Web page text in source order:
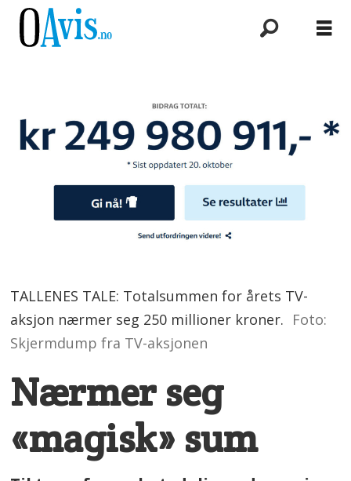
TALLENES TALE: Totalsummen for årets TV-
aksjon nærmer seg 250 millioner kroner. Foto:
Skjermdump fra TV-aksjonen
Nærmer seg
«magisk» sum